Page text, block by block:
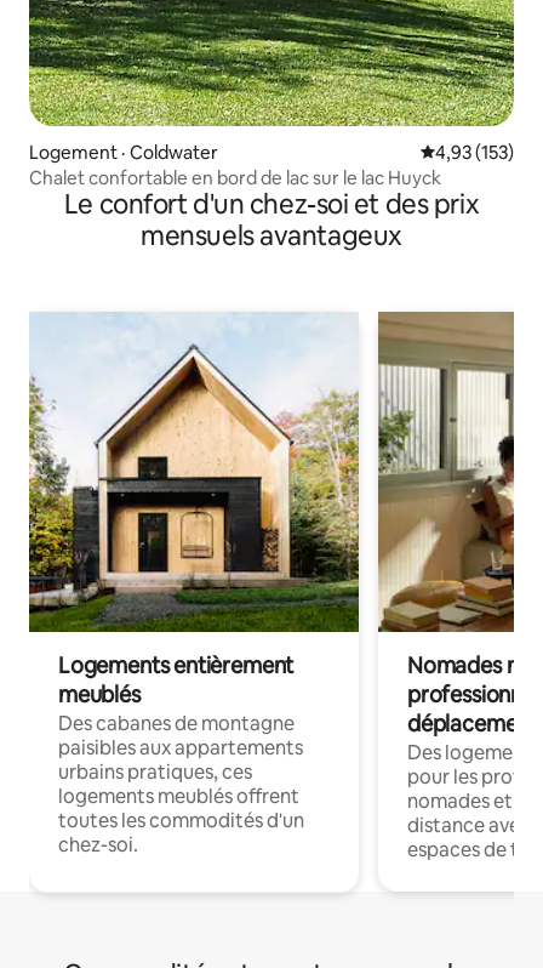
Logement · Coldwater Note
4,93 (153)
Chalet confortable en bord de lac sur le lac Huyck
Le confort d'un chez-soi et des prix
mensuels avantageux
Logements entièrement
meublés
Des cabanes de montagne
paisibles aux appartements
urbains pratiques, ces
logements meublés offrent
toutes les commodités d'un
chez-soi.
Nomades
déplacement
Des
pour les
nomades et
distance avec
espaces de